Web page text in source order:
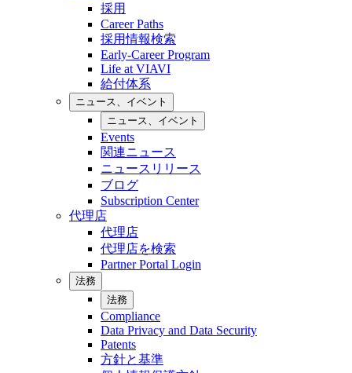
採用
Career Paths
採用情報検索
Early-Career Program
Life at VIAVI
給付体系
ニュース、イベント
ニュース、イベント
Events
関連ニュース
ニュースリリース
ブログ
Subscription Center
代理店
代理店
代理店を検索
Partner Portal Login
法務
法務
Compliance
Data Privacy and Data Security
Patents
方針と基準